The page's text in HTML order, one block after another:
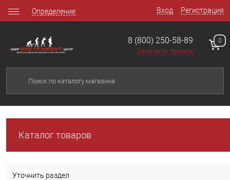
Вход Регистрация
Определение
8 (800) 250-58-89
Заказать звонок
0
Каталог товаров
Уточнить раздел